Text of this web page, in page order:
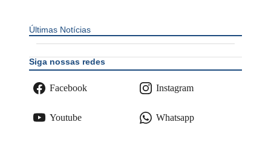
Últimas Notícias
Siga nossas redes
Facebook Instagram
Youtube Whatsapp